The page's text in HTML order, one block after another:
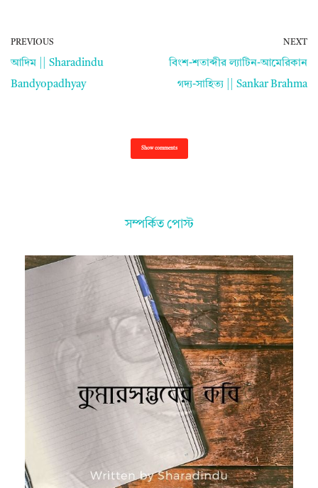
PREVIOUS
আদিম || Sharadindu
Bandyopadhyay
NEXT
বিংশ-শতাব্দীর ল্যাটিন-আমেরিকান
গদ্য-সাহিত্য || Sankar Brahma
Show comments
সম্পর্কিত পোস্ট